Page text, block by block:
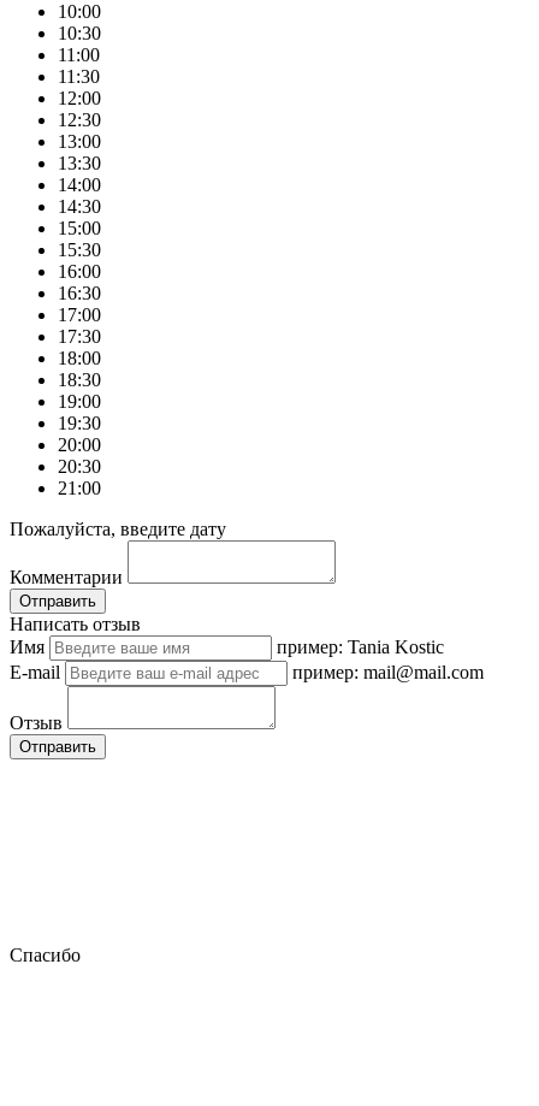
10:00
10:30
11:00
11:30
12:00
12:30
13:00
13:30
14:00
14:30
15:00
15:30
16:00
16:30
17:00
17:30
18:00
18:30
19:00
19:30
20:00
20:30
21:00
Пожалуйста, введите дату
Комментарии
Отправить
Написать отзыв
Имя
пример: Tania Kostic
E-mail
пример: mail@mail.com
Отзыв
Отправить
Спасибо